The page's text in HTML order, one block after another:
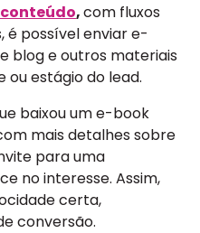
,com fluxos
é possível enviar e-
blog e outros materiais
ou estágio do lead.
baixou um e-book
mais detalhes sobre
para uma
no interesse. Assim,
certa,
conversão.